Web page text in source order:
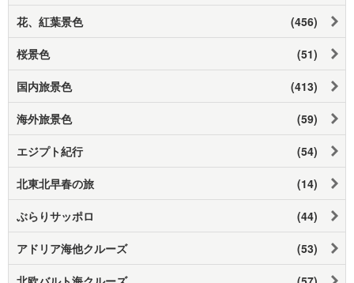
花、紅葉景色 (456)
桜景色 (51)
国内旅景色 (413)
海外旅景色 (59)
エジプト紀行 (54)
北東北早春の旅 (14)
ぶらりサッポロ (44)
アドリア海他クルーズ (53)